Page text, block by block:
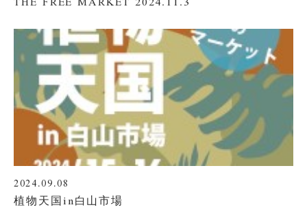
2024.09.08
植物天国in白山市場